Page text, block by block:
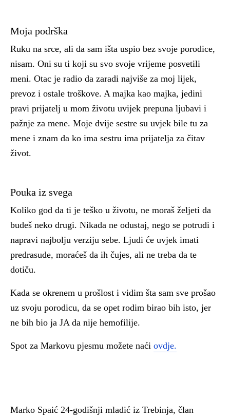
Moja podrška
Ruku na srce, ali da sam išta uspio bez svoje porodice,
nisam. Oni su ti koji su svo svoje vrijeme posvetili
meni. Otac je radio da zaradi najviše za moj lijek,
prevoz i ostale troškove. A majka kao majka, jedini
pravi prijatelj u mom životu uvijek prepuna ljubavi i
pažnje za mene. Moje dvije sestre su uvjek bile tu za
mene i znam da ko ima sestru ima prijatelja za čitav
život.
Pouka iz svega
Koliko god da ti je teško u životu, ne moraš željeti da
budeš neko drugi. Nikada ne odustaj, nego se potrudi i
napravi najbolju verziju sebe. Ljudi će uvjek imati
predrasude, moraćeš da ih čujes, ali ne treba da te
dotiču.
Kada se okrenem u prošlost i vidim šta sam sve prošao
uz svoju porodicu, da se opet rodim birao bih isto, jer
ne bih bio ja JA da nije hemofilije.
Spot za Markovu pjesmu možete naći ovdje.
Marko Spaić 24-godišnji mladić iz Trebinja, član